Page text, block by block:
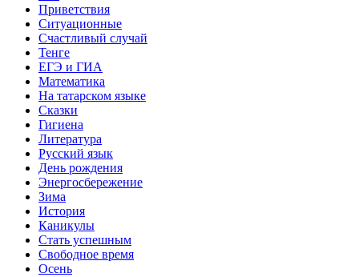
Приветствия
Ситуационные
Счастливый случай
Тенге
ЕГЭ и ГИА
Математика
На татарском языке
Сказки
Гигиена
Литература
Русский язык
День рождения
Энергосбережение
Зима
История
Каникулы
Стать успешным
Свободное время
Осень